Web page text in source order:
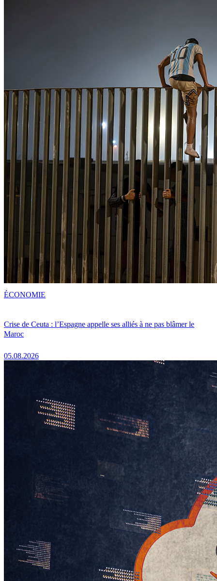
Crise de Ceuta : l’Espagne appelle ses alliés à ne pas blâmer le
Maroc
05.08.2026
ÉCONOMIE